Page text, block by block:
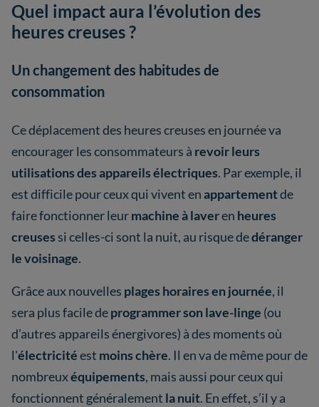
Quel impact aura l’évolution des
heures creuses ?
Un changement des habitudes de
consommation
Ce déplacement des heures creuses en journée va
encourager les consommateurs à revoir leurs
utilisations des appareils électriques. Par exemple, il
est difficile pour ceux qui vivent enappartementde
faire fonctionner leurmachine à laveren heures
creuses si celles-ci sont la nuit, au risque dedéranger
le voisinage.
Grâce aux nouvelles plages horaires en journée, il
sera plus facile deprogrammer son lave-linge (ou
d’autres appareils énergivores) à des moments où
l'électricitéest moins chère. Il en va de même pour de
nombreuxéquipements, mais aussi pour ceux qui
fonctionnent généralement la nuit. En effet, s’il y a